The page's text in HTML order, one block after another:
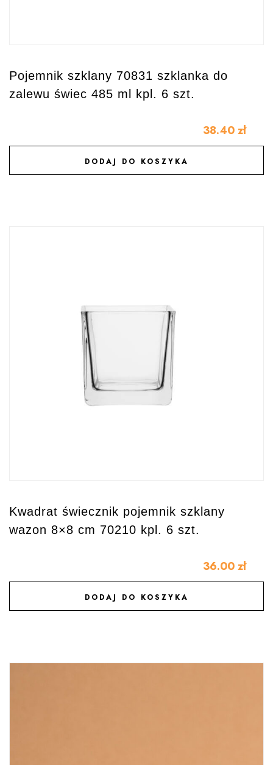
Pojemnik szklany 70831 szklanka do
zalewu świec 485 ml kpl. 6 szt.
38.40 zł
DODAJ DO KOSZYKA
DODAJ DO ULUBIONYCH
Kwadrat świecznik pojemnik szklany
wazon 8×8 cm 70210 kpl. 6 szt.
36.00 zł
DODAJ DO KOSZYKA
DODAJ DO ULUBIONYCH